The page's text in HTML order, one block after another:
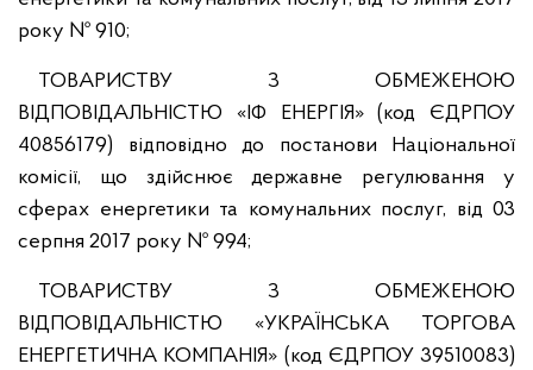
року № 910;
ТОВАРИСТВУ З ОБМЕЖЕНОЮ
ВІДПОВІДАЛЬНІСТЮ «ІФ ЕНЕРГІЯ» (код ЄДРПОУ
40856179) відповідно до постанови Національної
комісії, що здійснює державне регулювання у
сферах енергетики та комунальних послуг, від 03
серпня 2017 року № 994;
ТОВАРИСТВУ З ОБМЕЖЕНОЮ
ВІДПОВІДАЛЬНІСТЮ «УКРАЇНСЬКА ТОРГОВА
ЕНЕРГЕТИЧНА КОМПАНІЯ» (код ЄДРПОУ 39510083)